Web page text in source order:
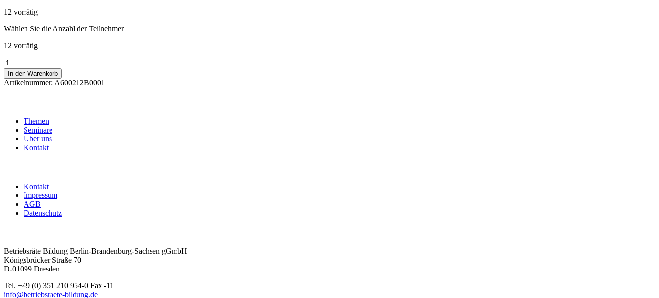
12 vorrätig
Wählen Sie die Anzahl der Teilnehmer
12 vorrätig
Wahlvorstandsschulung
-
Vereinfachtes
Wahlverfahren
In den Warenkorb
Artikelnummer: A600212B0001
Themen
Seminare
Über uns
Kontakt
Kontakt
Impressum
AGB
Datenschutz
Betriebsräte Bildung Berlin-Brandenburg-Sachsen gGmbH
Königsbrücker Straße 70
D-01099 Dresden
Tel. +49 (0) 351 210 954-0 Fax -11
info@betriebsraete-bildung.de